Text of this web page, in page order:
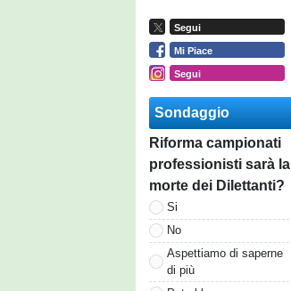
Segui
Mi Piace
Segui
Sondaggio
Riforma campionati
professionisti sarà la
morte dei Dilettanti?
Si
No
Aspettiamo di saperne
di più